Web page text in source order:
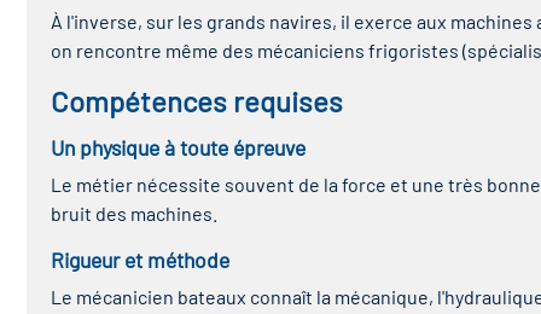
À l'inverse, sur les grands navires, il exerce aux
on rencontre même des mécaniciens frigoristes
Compétences requises
Un physique à toute épreuve
Le métier nécessite souvent de la force et une très
bruit des machines.
Rigueur et méthode
Le mécanicien bateaux connaît la mécanique,